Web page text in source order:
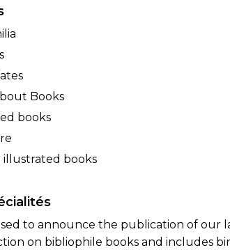
Books
books
illustrated books
to announce the publication of our
on bibliophile books and includes